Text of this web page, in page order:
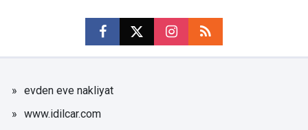
evden eve nakliyat
www.idilcar.com